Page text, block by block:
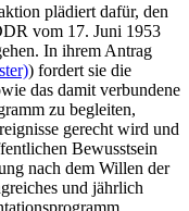
plädiert dafür, den
vom 17. Juni 1953
In ihrem Antrag
) fordert sie die
das damit verbundene
zu begleiten,
gerecht wird und
Bewusstsein
nach dem Willen der
und jährlich